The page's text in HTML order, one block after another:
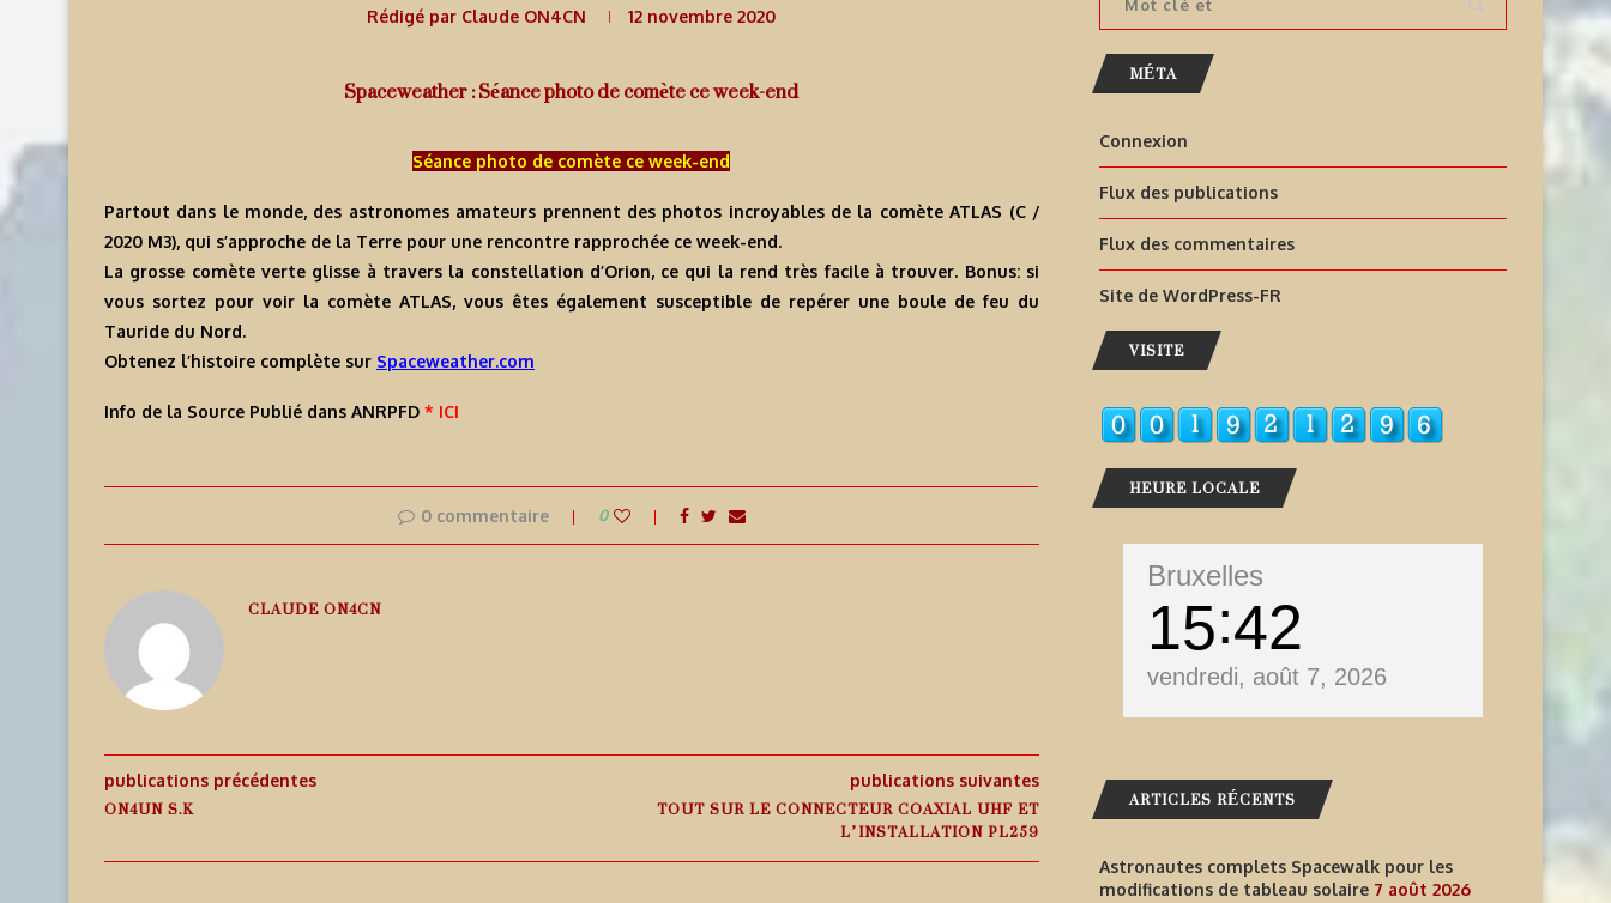
Rédigé par Claude ON4CN 12 novembre 2020
Spaceweather : Séance photo de comète ce week-end
Séance photo de comète ce week-end
Partout dans le monde, des astronomes amateurs prennent des photos incroyables de la comète ATLAS (C /
2020 M3), qui s’approche de la Terre pour une rencontre rapprochée ce week-end.
La grosse comète verte glisse à travers la constellation d’Orion, ce qui la rend très facile à trouver. Bonus: si
vous sortez pour voir la comète ATLAS, vous êtes également susceptible de repérer une boule de feu du
Tauride du Nord.
Obtenez l’histoire complète sur Spaceweather.com
Info de la Source Publié dans ANRPFD * ICI
0 commentaire 0
CLAUDE ON4CN
publications précédentes
ON4UN S.K
publications suivantes
TOUT SUR LE CONNECTEUR COAXIAL UHF ET
L’INSTALLATION PL259
MÉTA
Connexion
Flux des publications
Flux des commentaires
Site de WordPress-FR
VISITE
HEURE LOCALE
Bruxelles
15 42
vendredi, août 7, 2026
ARTICLES RÉCENTS
Astronautes complets Spacewalk pour les
modifications de tableau solaire 7 août 2026